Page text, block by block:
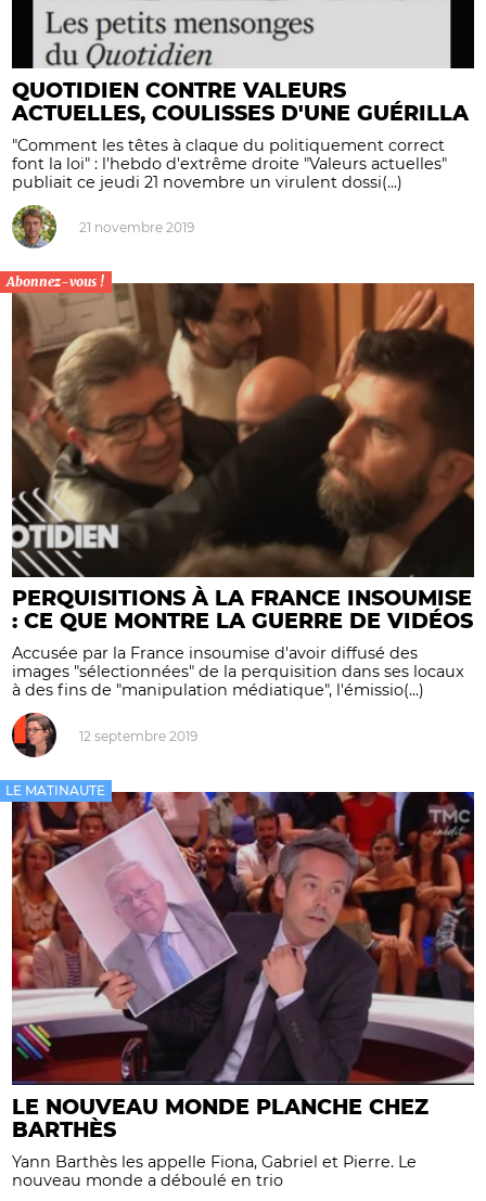
QUOTIDIEN CONTRE VALEURS
ACTUELLES, COULISSES D'UNE GUÉRILLA
"Comment les têtes à claque du politiquement correct
font la loi" : l'hebdo d'extrême droite "Valeurs actuelles"
publiait ce jeudi 21 novembre un virulent dossi(...)
21 novembre 2019
Abonnez-vous !
PERQUISITIONS À LA FRANCE INSOUMISE
: CE QUE MONTRE LA GUERRE DE VIDÉOS
Accusée par la France insoumise d'avoir diffusé des
images "sélectionnées" de la perquisition dans ses locaux
à des fins de "manipulation médiatique", l'émissio(...)
12 septembre 2019
LE MATINAUTE
LE NOUVEAU MONDE PLANCHE CHEZ
BARTHÈS
Yann Barthès les appelle Fiona, Gabriel et Pierre. Le
nouveau monde a déboulé en trio